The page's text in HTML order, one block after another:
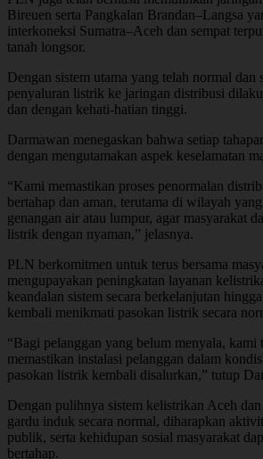
Bireuen serta Pangkalan Brandan–Langsa
interkoneksi Sumatra–Aceh dan sempat
tanah longsor.
Dengan sistem utama yang telah normal dan
penyaluran listrik ke jaringan distribusi
dan dengan kehati-hatian tinggi.
Darmawan menegaskan bahwa setiap
dengan mengutamakan aspek keselamatan
“Kami memastikan proses penormalan
bertahap dan aman, terutama di wilayah
genangan air atau lumpur, agar masyarakat
listrik dengan nyaman,” jelasnya.
PLN berkomitmen untuk terus bersama
mengupayakan peningkatan layanan
keandalan sistem secara berkelanjutan
kembali menikmati pasokan listrik secara
“Bagi pelanggan yang belum menyala, kami
memastikan instalasi pelanggan dalam
pasokan listrik kembali disalurkan,” tutup
Dengan pulihnya sistem kelistrikan Aceh
gardu induk secara normal, diharapkan
publik, serta kehidupan sosial masyarakat
bertahap.